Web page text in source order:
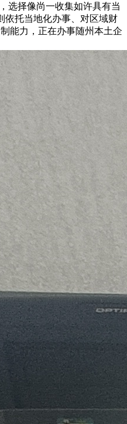
选择像尚一收集如许具有当
依托当地化办事、对区域财
能力，正在办事随州本土企